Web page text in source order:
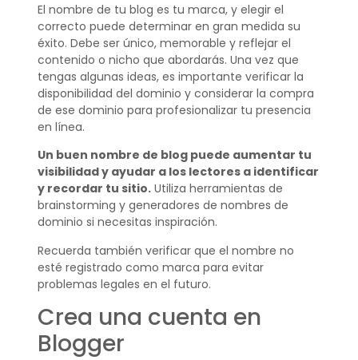
El nombre de tu blog es tu marca, y elegir el
correcto puede determinar en gran medida su
éxito. Debe ser único, memorable y reflejar el
contenido o nicho que abordarás. Una vez que
tengas algunas ideas, es importante verificar la
disponibilidad del dominio y considerar la compra
de ese dominio para profesionalizar tu presencia
en línea.
Un buen nombre de blog puede aumentar tu
visibilidad y ayudar a los lectores a identificar
y recordar tu sitio.Utiliza herramientas de
brainstorming y generadores de nombres de
dominio si necesitas inspiración.
Recuerda también verificar que el nombre no
esté registrado como marca para evitar
problemas legales en el futuro.
Crea una cuenta en
Blogger